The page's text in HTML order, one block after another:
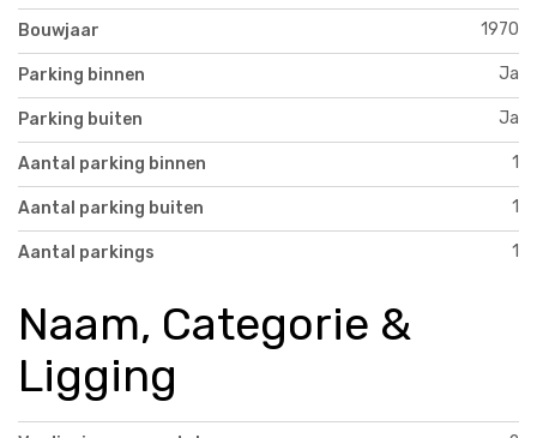
Bouwjaar 1970
Parking binnen Ja
Parking buiten Ja
Aantal parking binnen 1
Aantal parking buiten 1
Aantal parkings 1
Naam, Categorie &
Ligging